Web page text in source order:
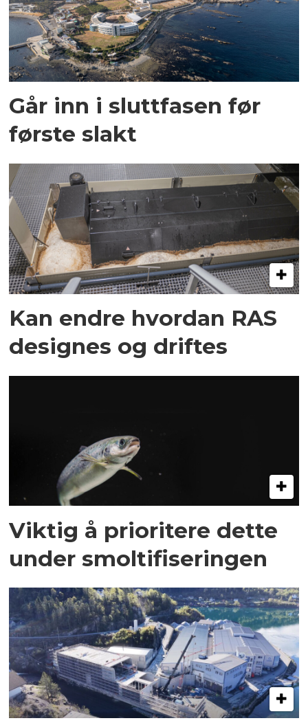
Går inn i sluttfasen før
første slakt
Kan endre hvordan RAS
designes og driftes
Viktig å prioritere dette
under smoltifiseringen